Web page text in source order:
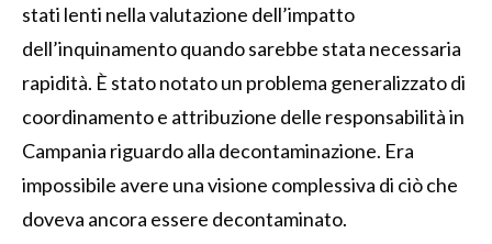
stati lenti nella valutazione dell’impatto
dell’inquinamento quando sarebbe stata necessaria
rapidità. È stato notato un problema generalizzato di
coordinamento e attribuzione delle responsabilità in
Campania riguardo alla decontaminazione. Era
impossibile avere una visione complessiva di ciò che
doveva ancora essere decontaminato.